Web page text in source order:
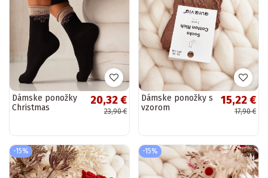
Dámske ponožky
Christmas
20,32 €
23,90 €
Dámske ponožky s
vzorom
15,22 €
17,90 €
-15% -15%